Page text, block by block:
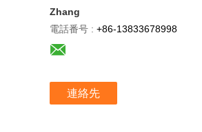
Zhang
電話番号 : +86-13833678998
連絡先